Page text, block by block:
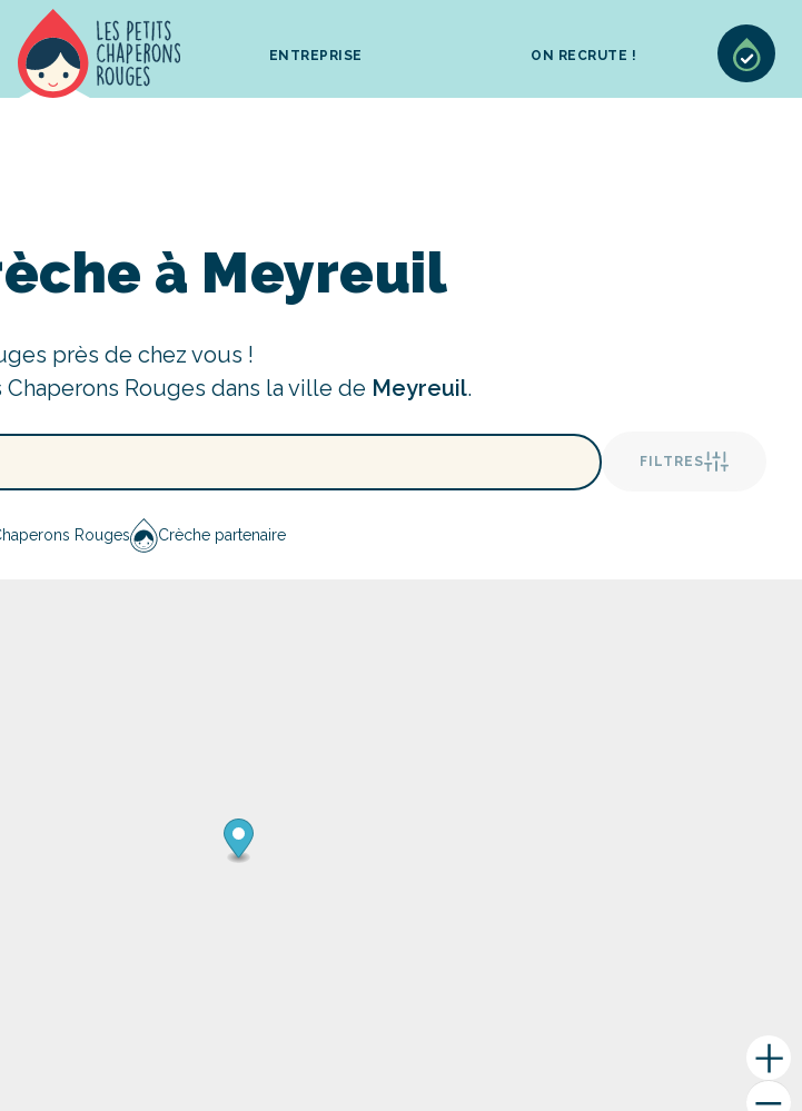
ENTREPRISE ON RECRUTE !
à Meyreuil
près de chez vous !
Rouges dans la ville de Meyreuil.
FILTRES
Rouges Crèche partenaire